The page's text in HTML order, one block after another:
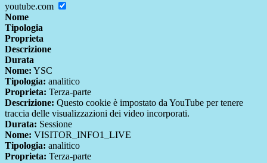
youtube.com
Nome
Tipologia
Proprieta
Descrizione
Durata
Nome: YSC
Tipologia: analitico
Proprieta: Terza-parte
Descrizione: Questo cookie è impostato da YouTube per tenere
traccia delle visualizzazioni dei video incorporati.
Durata: Sessione
Nome: VISITOR_INFO1_LIVE
Tipologia: analitico
Proprieta: Terza-parte